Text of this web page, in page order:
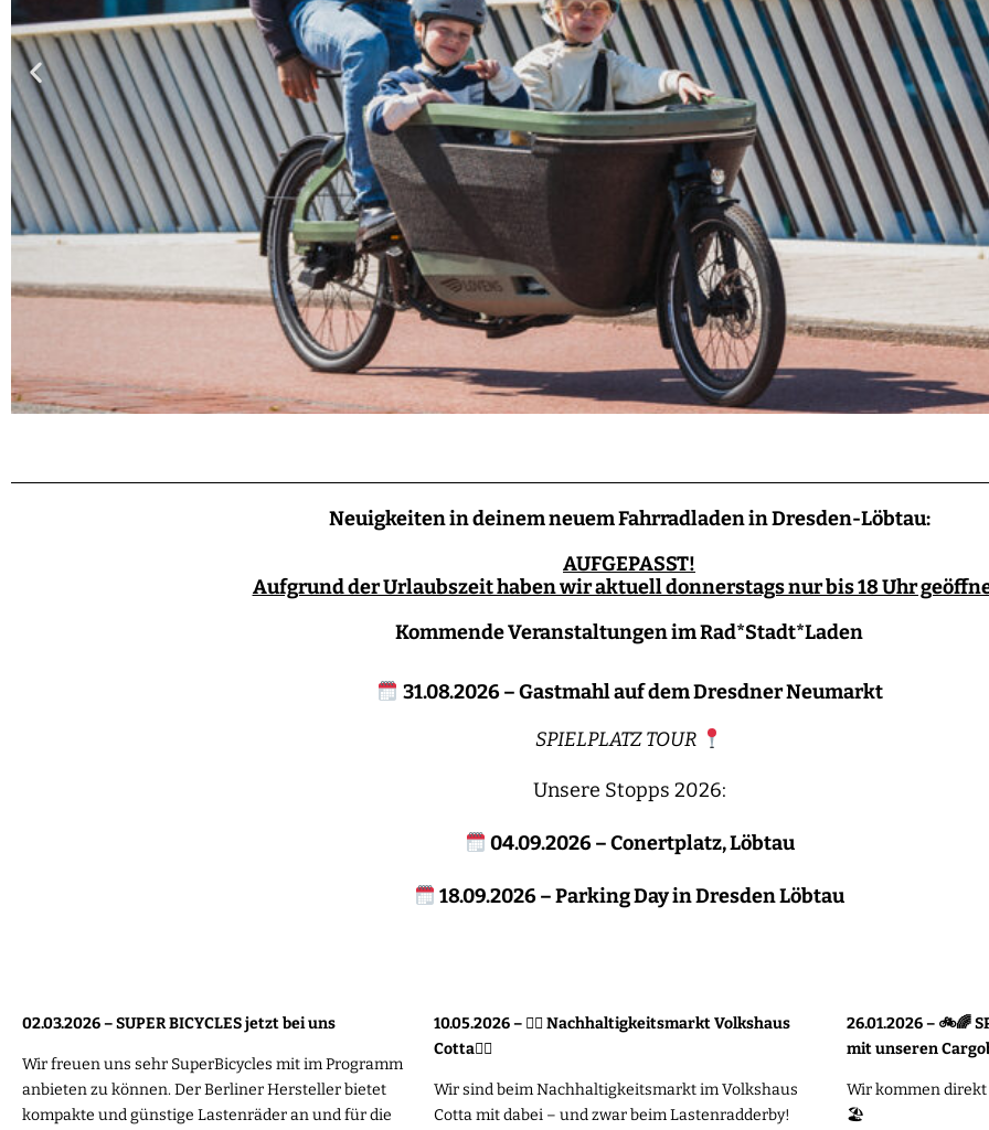
Neuigkeiten in deinem neuem Fahrradladen in Dresden-Löbtau:
AUFGEPASST!
Aufgrund der Urlaubszeit haben wir aktuell donnerstags nur bis 18 Uhr
Kommende Veranstaltungen im Rad*Stadt*Laden
31.08.2026 – Gastmahl auf dem Dresdner Neumarkt
SPIELPLATZ TOUR
Unsere Stopps 2026:
04.09.2026 – Conertplatz, Löbtau
18.09.2026 – Parking Day in Dresden Löbtau
02.03.2026 –SUPER BICYCLES jetzt bei uns
Wir freuen uns sehr SuperBicycles mit im Programm
anbieten zu können. Der Berliner Hersteller bietet
kompakte und günstige Lastenräder an und für die
10.05.2026 – 🚴‍♂️ Nachhaltigkeitsmarkt Volkshaus
Cotta🚴‍♀️
Wir sind beim Nachhaltigkeitsmarkt im Volkshaus
Cotta mit dabei – und zwar beim Lastenradderby!
26.01.2026 – 🚲🌈
mit unseren
Wir kommen direkt
🏖️